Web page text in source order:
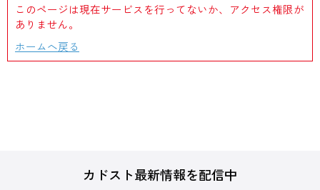
このページは現在サービスを行ってないか、アクセス権限が
ありません。
ホームへ戻る
カドスト最新情報を配信中